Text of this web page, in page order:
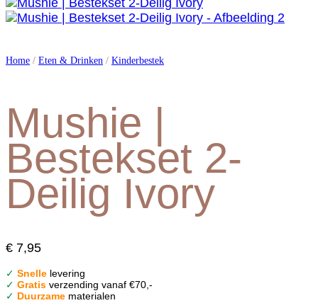
Home / Eten & Drinken / Kinderbestek
Mushie |
Bestekset 2-
Deilig Ivory
€ 7,95
✓ Snelle levering
✓ Gratis verzending vanaf €70,-
✓ Duurzame materialen